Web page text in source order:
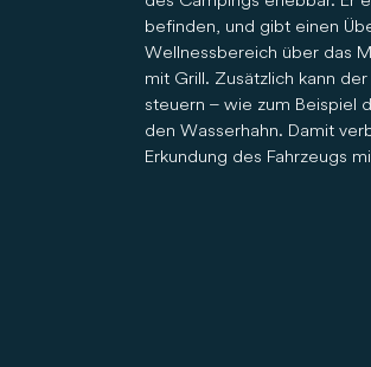
befinden, und gibt einen
Wellnessbereich über das
mit Grill. Zusätzlich kann
steuern – wie zum Beispiel
den Wasserhahn. Damit
Erkundung des Fahrzeugs